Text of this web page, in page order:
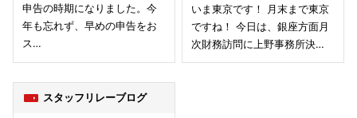
申告の時期になりました。今
年も忘れず、早めの申告をお
ス…
いま東京です！ 月末まで東京
ですね！ 今日は、銀座方面月
次財務訪問に上野事務所決…
スタッフリレーブログ